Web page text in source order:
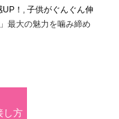
！ , 子供がぐんぐん伸
最大の魅力を噛み締め
し方